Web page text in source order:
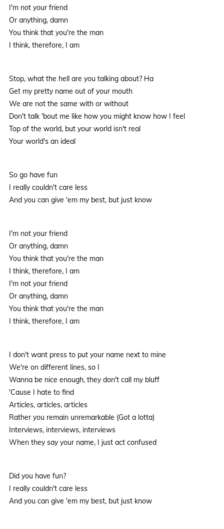
I'm not your friend
Or anything, damn
You think that you're the man
I think, therefore, I am
Stop, what the hell are you talking about? Ha
Get my pretty name out of your mouth
We are not the same with or without
Don't talk 'bout me like how you might know how I feel
Top of the world, but your world isn't real
Your world's an ideal
So go have fun
I really couldn't care less
And you can give 'em my best, but just know
I'm not your friend
Or anything, damn
You think that you're the man
I think, therefore, I am
I'm not your friend
Or anything, damn
You think that you're the man
I think, therefore, I am
I don't want press to put your name next to mine
We're on different lines, so I
Wanna be nice enough, they don't call my bluff
'Cause I hate to find
Articles, articles, articles
Rather you remain unremarkable (Got a lotta)
Interviews, interviews, interviews
When they say your name, I just act confused
Did you have fun?
I really couldn't care less
And you can give 'em my best, but just know